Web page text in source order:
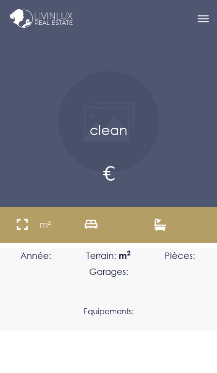
clean
€
m²
Année: Terrain: m2
Pièces:
Garages:
Equipements: